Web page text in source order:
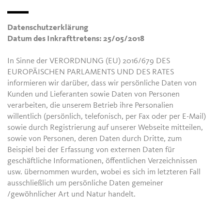
Datenschutzerklärung
Datum des Inkrafttretens: 25/05/2018
In Sinne der VERORDNUNG (EU) 2016/679 DES
EUROPÄISCHEN PARLAMENTS UND DES RATES
informieren wir darüber, dass wir persönliche Daten von
Kunden und Lieferanten sowie Daten von Personen
verarbeiten, die unserem Betrieb ihre Personalien
willentlich (persönlich, telefonisch, per Fax oder per E-Mail)
sowie durch Registrierung auf unserer Webseite mitteilen,
sowie von Personen, deren Daten durch Dritte, zum
Beispiel bei der Erfassung von externen Daten für
geschäftliche Informationen, öffentlichen Verzeichnissen
usw. übernommen wurden, wobei es sich im letzteren Fall
ausschließlich um persönliche Daten gemeiner
/gewöhnlicher Art und Natur handelt.